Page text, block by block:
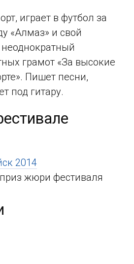
играет в футбол за
«Алмаз» и свой
грамот «За высокие
Пишет песни,
под гитару.
2014
жюри фестиваля